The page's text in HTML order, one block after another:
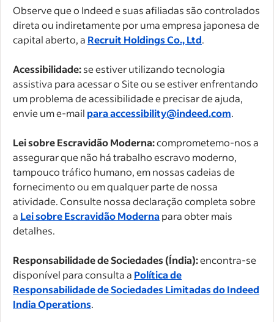
Observe que o Indeed e suas afiliadas são controlados
direta ou indiretamente por uma empresa japonesa de
capital aberto, a Recruit Holdings Co., Ltd.
Acessibilidade:se estiver utilizando tecnologia
assistiva para acessar o Site ou se estiver enfrentando
um problema de acessibilidade e precisar de ajuda,
envie um e-mail para accessibility@indeed.com.
Lei sobre Escravidão Moderna:comprometemo-nos a
assegurar que não há trabalho escravo moderno,
tampouco tráfico humano, em nossas cadeias de
fornecimento ou em qualquer parte de nossa
atividade. Consulte nossa declaração completa sobre
a Lei sobre Escravidão Moderna para obter mais
detalhes.
Responsabilidade de Sociedades (Índia):encontra-se
disponível para consulta a Política de
Responsabilidade de Sociedades Limitadas do Indeed
India Operations.